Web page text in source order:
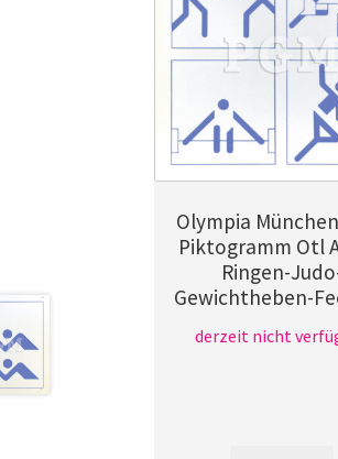
Olympia
Piktogramm Otl
Ringen-
Gewichtheben-
derzeit nicht